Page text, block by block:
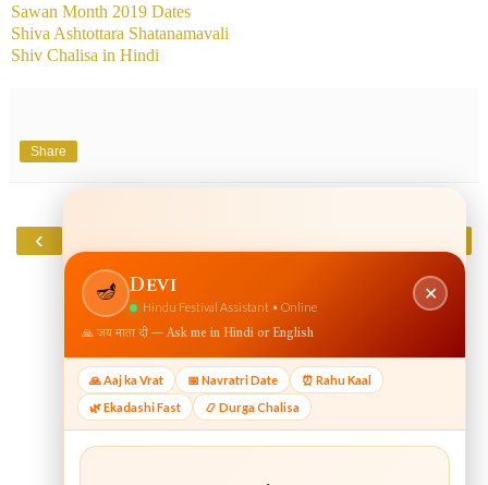
Sawan Month 2019 Dates
Shiva Ashtottara Shatanamavali
Shiv Chalisa in Hindi
Share
‹